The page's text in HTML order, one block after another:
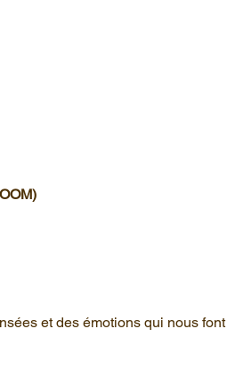
et des émotions qui nous font